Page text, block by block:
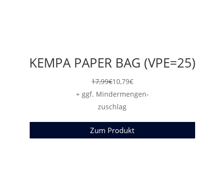
KEMPA PAPER BAG (VPE=25)
17,99€10,79€
+ ggf. Mindermengen-
zuschlag
Zum Produkt